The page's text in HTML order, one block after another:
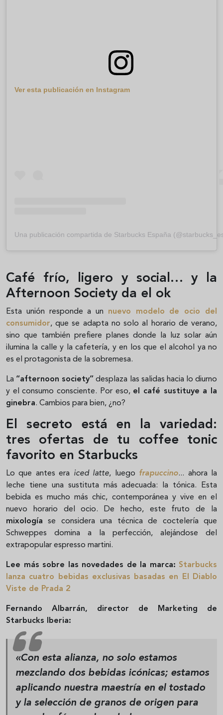
Ver esta publicación en Instagram
Una publicación compartida de Starbucks España
Café frío, ligero y social… y la
Afternoon Society da el ok
Esta unión responde a un nuevo modelo de ocio del
consumidor, que se adapta no solo al horario de verano,
sino que también prefiere planes donde la luz solar aún
ilumina la calle y la cafetería, y en los que el alcohol ya no
es el protagonista de la sobremesa.
La “afternoon society” desplaza las salidas hacia lo diurno
y el consumo consciente. Por eso, el café sustituye a la
ginebra. Cambios para bien, ¿no?
El secreto está en la variedad:
tres ofertas de tu coffee tonic
favorito en Starbucks
Lo que antes era iced latte, luego frapuccino... ahora la
leche tiene una sustituta más adecuada: la tónica. Esta
bebida es mucho más chic, contemporánea y vive en el
nuevo horario del ocio. De hecho, este fruto de la
mixología se considera una técnica de coctelería que
Schweppes domina a la perfección, alejándose del
extrapopular espresso martini.
Lee más sobre las novedades de la marca: Starbucks
lanza cuatro bebidas exclusivas basadas en El Diablo
Viste de Prada 2
Fernando Albarrán, director de Marketing de
Starbucks Iberia:
«Con esta alianza, no solo estamos
mezclando dos bebidas icónicas; estamos
aplicando nuestra maestría en el tostado
y la selección de granos de origen para